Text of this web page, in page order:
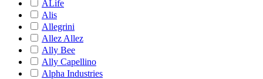
ALife
Alis
Allegrini
Allez Allez
Ally Bee
Ally Capellino
Alpha Industries